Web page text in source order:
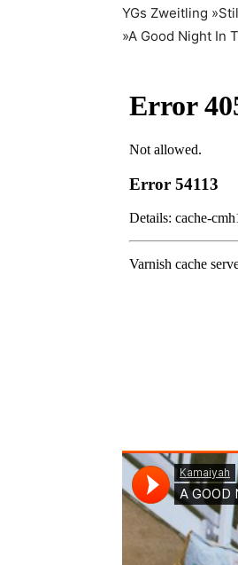
YGs Zweitling
»A Good Night In